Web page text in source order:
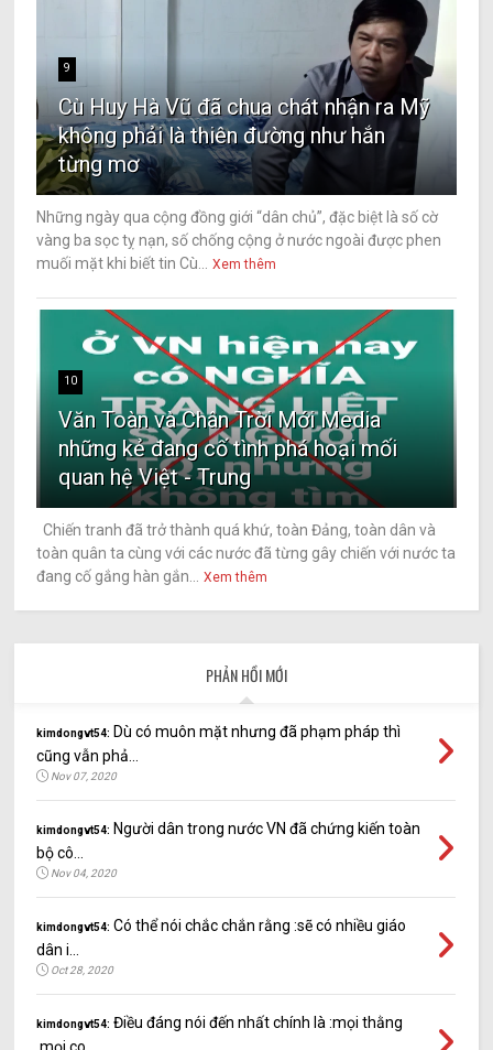
9
Cù Huy Hà Vũ đã chua chát nhận ra Mỹ
không phải là thiên đường như hắn
từng mơ
Những ngày qua cộng đồng giới “dân chủ”, đặc biệt là số cờ
vàng ba sọc tỵ nạn, số chống cộng ở nước ngoài được phen
muối mặt khi biết tin Cù...
Xem thêm
10
Văn Toàn và Chân Trời Mới Media
những kẻ đang cố tình phá hoại mối
quan hệ Việt - Trung
Chiến tranh đã trở thành quá khứ, toàn Đảng, toàn dân và
toàn quân ta cùng với các nước đã từng gây chiến với nước ta
đang cố gắng hàn gắn...
Xem thêm
PHẢN HỒI MỚI
kimdongvt54: Dù có muôn mặt nhưng đã phạm pháp thì
cũng vẫn phả...
Nov 07, 2020
kimdongvt54: Người dân trong nước VN đã chứng kiến toàn
bộ cô...
Nov 04, 2020
kimdongvt54: Có thể nói chắc chắn rằng :sẽ có nhiều giáo
dân i...
Oct 28, 2020
kimdongvt54: Điều đáng nói đến nhất chính là :mọi thằng
,mọi co...